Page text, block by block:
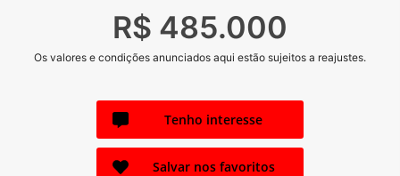
R$ 485.000
Os valores e condições anunciados aqui estão sujeitos a reajustes.
Tenho interesse
Salvar nos favoritos